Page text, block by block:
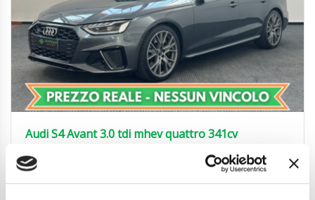
Audi S4 Avant 3.0 tdi mhev quattro 341cv
42.850